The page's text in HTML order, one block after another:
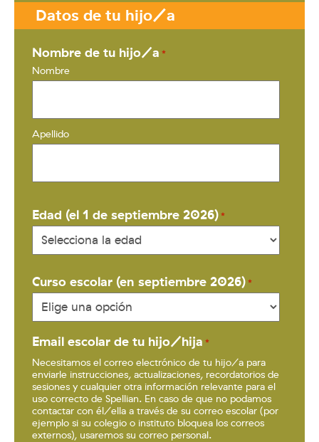
Datos de tu hijo/a
Nombre de tu hijo/a *
Nombre
Apellido
Edad (el 1 de septiembre 2026)*
Curso escolar (en septiembre 2026)*
Email escolar de tu hijo/hija *
Necesitamos el correo electrónico de tu hijo/a para
enviarle instrucciones, actualizaciones, recordatorios de
sesiones y cualquier otra información relevante para el
uso correcto de Spellian. En caso de que no podamos
contactar con él/ella a través de su correo escolar (por
ejemplo si su colegio o instituto bloquea los correos
externos), usaremos su correo personal.